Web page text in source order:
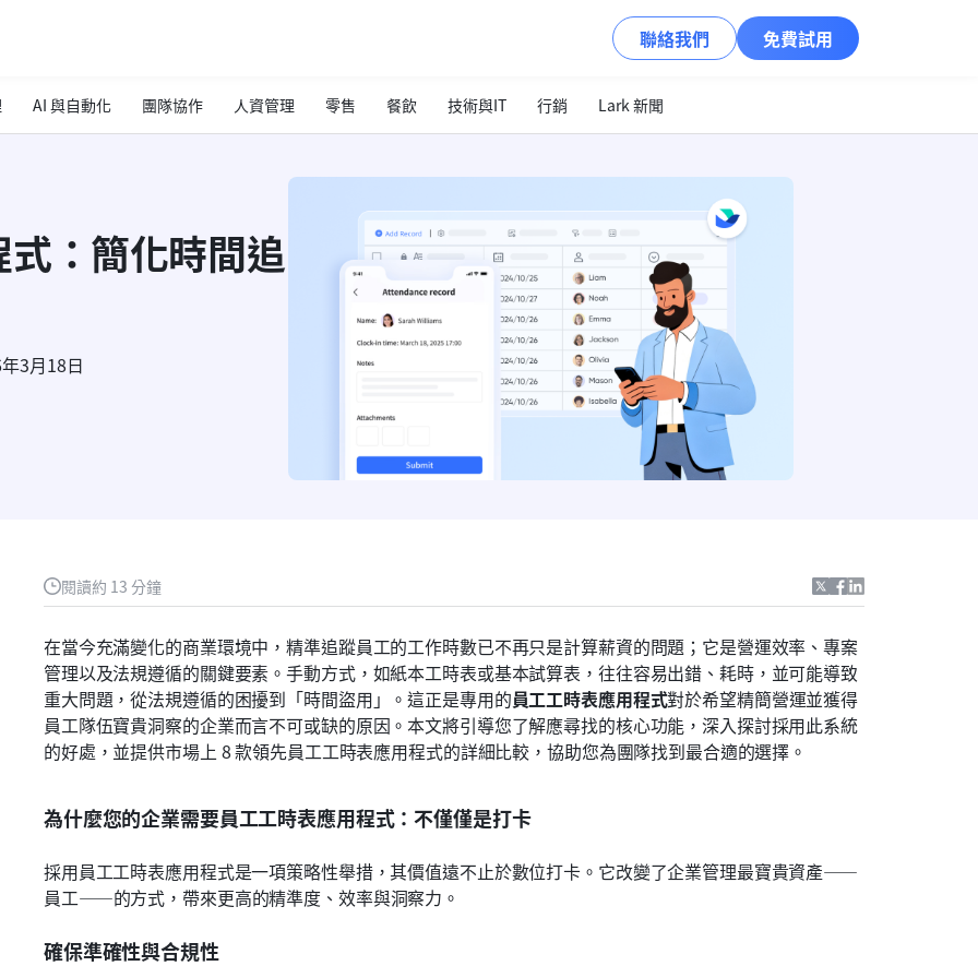
聯絡我們 免費試用
AI 與自動化 團隊協作 人資管理 零售 餐飲 技術與IT 行銷 Lark 新聞
：簡化時間追
3月18日
閱讀約 13 分鐘
在當今充滿變化的商業環境中，精準追蹤員工的工作時數已不再只是計算薪資的問題；它是營運效率、專案
管理以及法規遵循的關鍵要素。手動方式，如紙本工時表或基本試算表，往往容易出錯、耗時，並可能導致
重大問題，從法規遵循的困擾到「時間盜用」。這正是專用的員工工時表應用程式對於希望精簡營運並獲得
員工隊伍寶貴洞察的企業而言不可或缺的原因。本文將引導您了解應尋找的核心功能，深入探討採用此系統
的好處，並提供市場上 8 款領先員工工時表應用程式的詳細比較，協助您為團隊找到最合適的選擇。
為什麼您的企業需要員工工時表應用程式：不僅僅是打卡
採用員工工時表應用程式是一項策略性舉措，其價值遠不止於數位打卡。它改變了企業管理最寶貴資產——
員工——的方式，帶來更高的精準度、效率與洞察力。
確保準確性與合規性